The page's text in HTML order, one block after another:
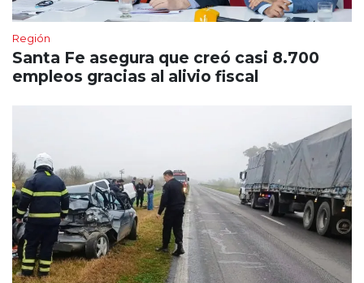
Región
Santa Fe asegura que creó casi 8.700
empleos gracias al alivio fiscal